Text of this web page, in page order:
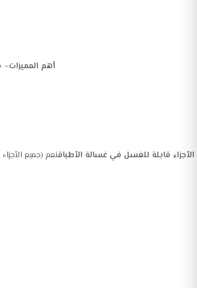
أهم المميزات–
الأجزاء قابلة للغسل في غسالة الأطباقنعم (جميع